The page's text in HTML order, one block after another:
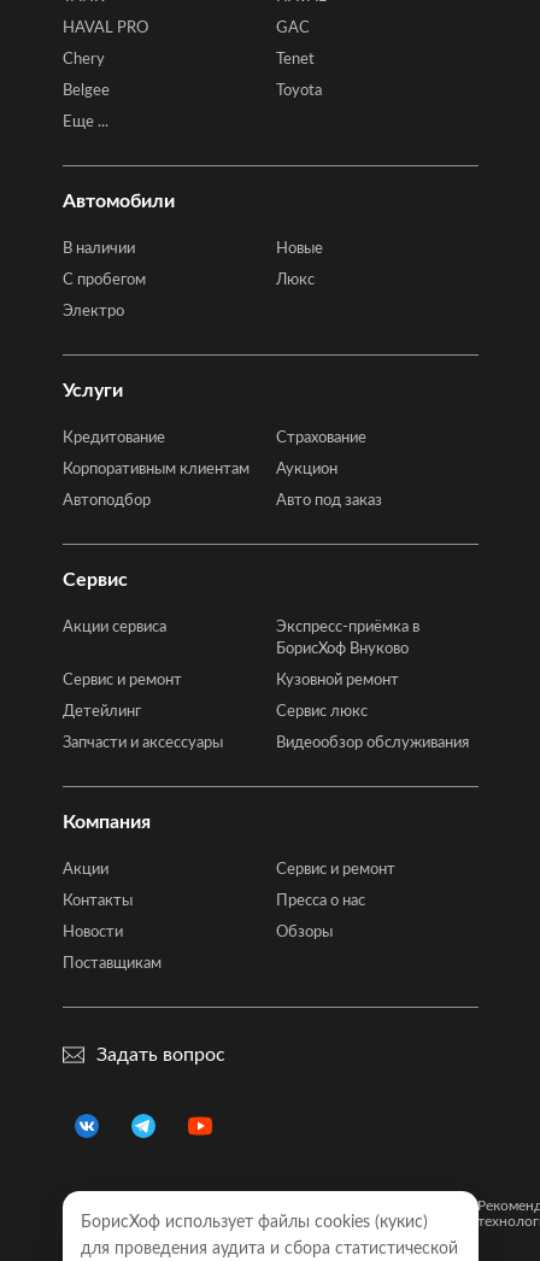
HAVAL PRO
GAC
Chery
Tenet
Belgee
Toyota
Еще ...
Автомобили
В наличии
Новые
C пробегом
Люкс
Электро
Услуги
Кредитование
Страхование
Корпоративным клиентам
Аукцион
Автоподбор
Авто под заказ
Сервис
Акции сервиса
Экспресс-приёмка в
БорисХоф Внуково
Сервис и ремонт
Кузовной ремонт
Детейлинг
Сервис люкс
Запчасти и аксессуары
Видеообзор обслуживания
Компания
Акции
Сервис и ремонт
Контакты
Пресса о нас
Новости
Обзоры
Поставщикам
Задать вопрос
Правовая
информация
конфиденциальности
сайта
БорисХоф использует файлы cookies (кукиc)
для проведения аудита и сбора статистической